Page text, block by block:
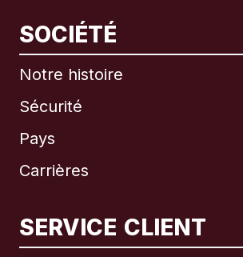
SOCIÉTÉ
Notre histoire
Sécurité
Pays
Carrières
SERVICE CLIENT
International English